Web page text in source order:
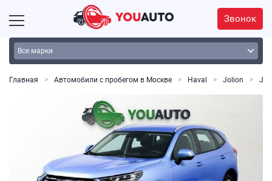
Звонок
Главная Автомобили с пробегом в Москве Haval Jolion